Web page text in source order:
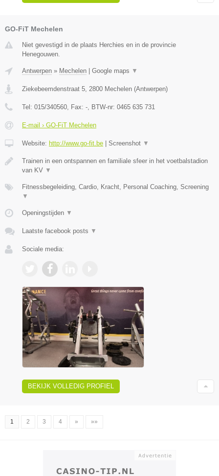
GO-FiT Mechelen
Niet gevestigd in de plaats Herchies en in de provincie
Henegouwen.
Antwerpen » Mechelen | Google maps ▼
Ziekebeemdenstraat 5 2800 Mechelen (Antwerpen)
Tel: 015/340560 , Fax: - , BTW-nr: 0465 635 731
E-mail › GO-FiT Mechelen
Website: http://www.go-fit.be | Screenshot ▼
Trainen in een ontspannen en familiale sfeer in het voetbalstadion
van KV ▼
Fitnessbegeleiding, Cardio, Kracht, Personal Coaching, Screening
▼
Openingstijden ▼
Laatste facebook posts ▼
Sociale media:
BEKIJK VOLLEDIG PROFIEL
1 2 3 4 » »»